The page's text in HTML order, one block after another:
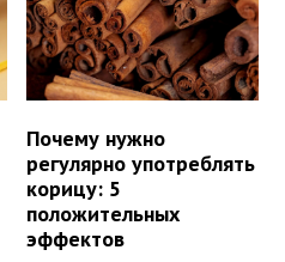
Почему нужно
регулярно употреблять
корицу: 5
положительных
эффектов